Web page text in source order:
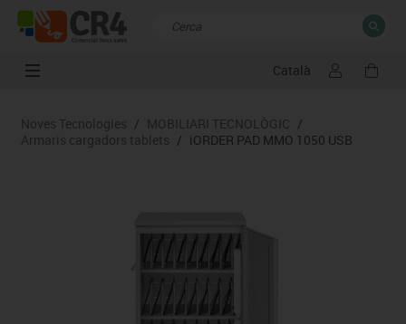
Català
Resultats de la recerca TANCAR
Noves Tecnologies / MOBILIARI TECNOLÒGIC /
Armaris cargadors tablets / iORDER PAD MMO 1050 USB